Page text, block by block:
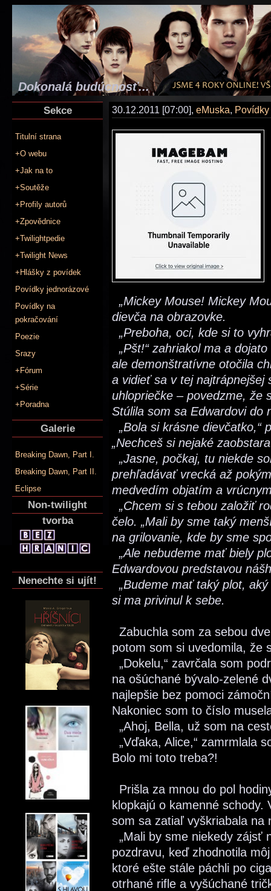
Dokonalá budúcnosť...
Sekce
Titulní strana
+O webu
+Jak na to
+Soutěže
+Profily autorů
+Zpovědnice
+Twilightpedie
+Twilight News
+Hlášky z povídek
Povídky jednorázové
Povídky na
pokračování
Poezie
Srazy
+Fórum
+Série
+Poradna
Galerie
Breaking Dawn, Part I.
Breaking Dawn, Part II.
Eclipse
Non-twilight
tvorba
Nenechte si ujít!
30.12.2011 [07:00], eMuska,
„Mickey Mouse! Mickey
dievča na obrazovke.
„Preboha, oci, kde si to
„Pšt!“ zahriakol ma a
ale demonštratívne otočila
a vidieť sa v tej najtrápnejšej
uhlopriečke – povedzme, že
Stúlila som sa Edwardovi do
„Bola si krásne dievčatko,“
„Nechceš si nejaké
„Jasne, počkaj, tu niekde
prehľadávať vrecká až
medvedím objatím a
„Chcem si s tebou založiť
čelo. „Mali by sme taký
na grilovanie, kde by sme
„Ale nebudeme mať biely
Edwardovou predstavou
„Budeme mať taký plot,
si ma privinul k sebe.
Zabuchla som za sebou
potom som si uvedomila, že
„Dokelu,“ zavrčala som
na ošúchané bývalo-zelené
najlepšie bez pomoci
Nakoniec som to číslo
„Ahoj, Bella, už som na
„Vďaka, Alice,“ zamrmlala
Bolo mi toto treba?!
Prišla za mnou do pol
klopkajú o kamenné
som sa zatiaľ vyškriabala na
„Mali by sme niekedy zájsť
pozdravu, keď zhodnotila
ktoré ešte stále páchli po
otrhané rifle a vyšúchané